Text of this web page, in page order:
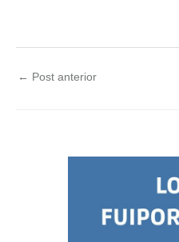
← Post anterior